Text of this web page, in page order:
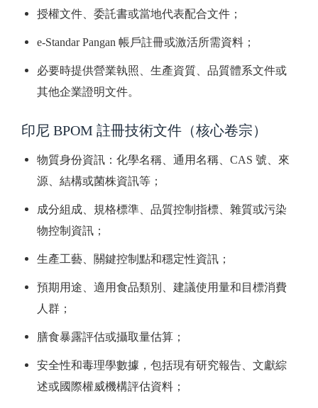
授權文件、委託書或當地代表配合文件；
e-Standar Pangan 帳戶註冊或激活所需資料；
必要時提供營業執照、生產資質、品質體系文件或
其他企業證明文件。
印尼 BPOM 註冊技術文件（核心卷宗）
物質身份資訊：化學名稱、通用名稱、CAS 號、來
源、結構或菌株資訊等；
成分組成、規格標準、品質控制指標、雜質或污染
物控制資訊；
生產工藝、關鍵控制點和穩定性資訊；
預期用途、適用食品類別、建議使用量和目標消費
人群；
膳食暴露評估或攝取量估算；
安全性和毒理學數據，包括現有研究報告、文獻綜
述或國際權威機構評估資料；